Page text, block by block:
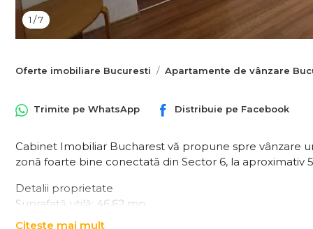
1 /7
Oferte imobiliare Bucuresti Apartamente de vânzare
Trimite pe WhatsApp Distribuie pe Facebook
Cabinet Imobiliar Bucharest vă propune spre vânzare
zonă foarte bine conectată din Sector 6, la aproximativ
Detalii proprietate
Suprafață utilă: 46,62 mp
Suprafață totala: 52 mp
Citește mai mult